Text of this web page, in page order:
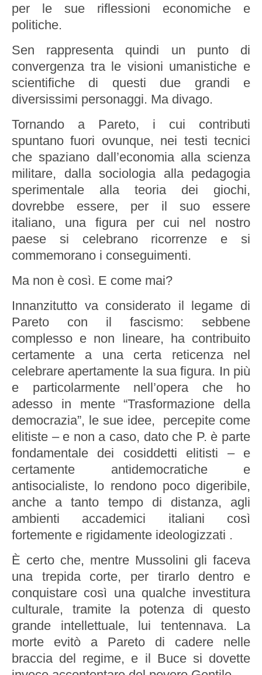
per le sue riflessioni economiche e
politiche.
Sen rappresenta quindi un punto di
convergenza tra le visioni umanistiche e
scientifiche di questi due grandi e
diversissimi personaggi. Ma divago.
Tornando a Pareto, i cui contributi
spuntano fuori ovunque, nei testi tecnici
che spaziano dall’economia alla scienza
militare, dalla sociologia alla pedagogia
sperimentale alla teoria dei giochi,
dovrebbe essere, per il suo essere
italiano, una figura per cui nel nostro
paese si celebrano ricorrenze e si
commemorano i conseguimenti.
Ma non è così. E come mai?
Innanzitutto va considerato il legame di
Pareto con il fascismo: sebbene
complesso e non lineare, ha contribuito
certamente a una certa reticenza nel
celebrare apertamente la sua figura. In più
e particolarmente nell’opera che ho
adesso in mente “Trasformazione della
democrazia”, le sue idee, percepite come
elitiste – e non a caso, dato che P. è parte
fondamentale dei cosiddetti elitisti – e
certamente antidemocratiche e
antisocialiste, lo rendono poco digeribile,
anche a tanto tempo di distanza, agli
ambienti accademici italiani così
fortemente e rigidamente ideologizzati .
È certo che, mentre Mussolini gli faceva
una trepida corte, per tirarlo dentro e
conquistare così una qualche investitura
culturale, tramite la potenza di questo
grande intellettuale, lui tentennava. La
morte evitò a Pareto di cadere nelle
braccia del regime, e il Buce si dovette